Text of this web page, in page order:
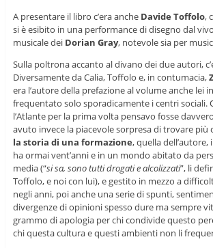
A presentare il libro c’era anche Davide Toffolo,
si è esibito in una performance di disegno dal
musicale dei Dorian Gray, notevole sia per
Sulla poltrona accanto al divano dei due autori,
Diversamente da Calia, Toffolo e, in contumacia,
era l’autore della prefazione al volume anche lei
frequentato solo sporadicamente i centri sociali.
l’Atlante per la prima volta pensavo fosse
avuto invece la piacevole sorpresa di trovare più
la storia di una formazione, quella
ha ormai vent’anni e in un mondo abitato da
media (“si sa, sono tutti drogati e alcolizzati”, li
Toffolo, e noi con lui), e gestito in mezzo a
negli anni, poi anche una serie di spunti,
divergenze di opinioni spesso dure ma sempre
grammo di apologia per chi condivide questo
chi questa cultura e questi ambienti non li